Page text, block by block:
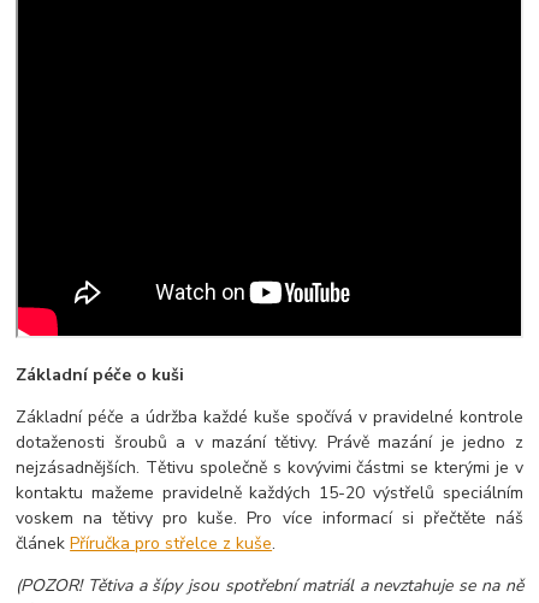
Základní péče o kuši
Základní péče a údržba každé kuše spočívá v pravidelné kontrole
dotaženosti šroubů a v mazání tětivy. Právě mazání je jedno z
nejzásadnějších. Tětivu společně s kovývimi částmi se kterými je v
kontaktu mažeme pravidelně každých 15-20 výstřelů speciálním
voskem na tětivy pro kuše. Pro více informací si přečtěte náš
článekPříručka pro střelce z kuše.
(POZOR! Tětiva a šípy jsou spotřební matriál a nevztahuje se na ně